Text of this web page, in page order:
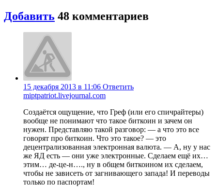
Добавить 48 комментариев
15 декабря 2013 в 11:06 Ответить
miptpatriot.livejournal.com
Создаётся ощущение, что Греф (или его спичрайтеры)
вообще не понимают что такое биткоин и зачем он
нужен. Представляю такой разговор: — а что это все
говорят про биткоин. Что это такое? — это
децентрализованная электронная валюта. — А, ну у нас
же ЯД есть — они уже электронные. Сделаем ещё их…
этим… де-це-н…., ну в общем биткоином их сделаем,
чтобы не зависеть от загнивающего запада! И переводы
только по паспортам!